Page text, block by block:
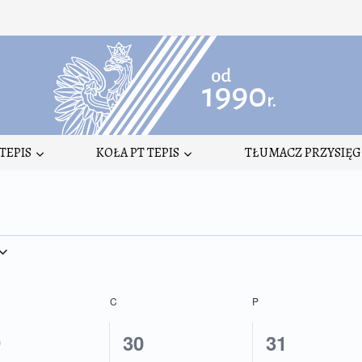
KOŁA PT TEPIS TŁUMACZ
C P
0
30
0
31